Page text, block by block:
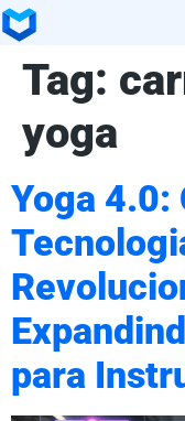
Tag:
yoga
Yoga 4.0:
para